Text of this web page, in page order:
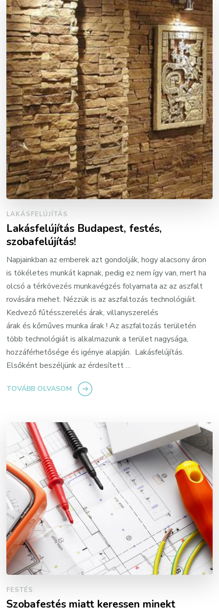
LAKÁSFELÚJÍTÁS
Lakásfelújítás Budapest, festés,
szobafelújítás!
Napjainkban az emberek azt gondolják, hogy alacsony áron
is tökéletes munkát kapnak, pedig ez nem így van, mert ha
olcsó a térkövezés munkavégzés folyamata az az aszfalt
rovására mehet. Nézzük is az aszfaltozás technológiáit.
Kedvező fűtésszerelés árak, villanyszerelés
árak és kőműves munka árak ! Az aszfaltozás területén
több technológiát is alkalmazunk a terület nagysága,
hozzáférhetősége és igénye alapján. Lakásfelújítás.
Elsőként beszéljünk az érdesített …
TOVÁBB OLVASOM
FESTÉS
Szobafestés miatt keressen minekt